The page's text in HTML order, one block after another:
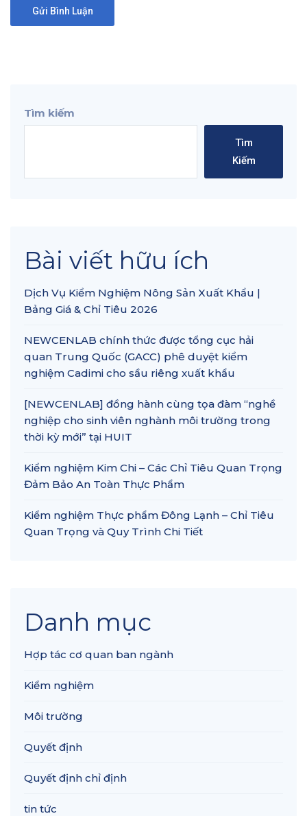
Tìm kiếm
Tìm
Kiếm
Bài viết hữu ích
Dịch Vụ Kiểm Nghiệm Nông Sản Xuất Khẩu |
Bảng Giá & Chỉ Tiêu 2026
NEWCENLAB chính thức được tổng cục hải
quan Trung Quốc (GACC) phê duyệt kiểm
nghiệm Cadimi cho sầu riêng xuất khẩu
[NEWCENLAB] đồng hành cùng tọa đàm “nghề
nghiệp cho sinh viên nghành môi trường trong
thời kỳ mới” tại HUIT
Kiểm nghiệm Kim Chi – Các Chỉ Tiêu Quan Trọng
Đảm Bảo An Toàn Thực Phẩm
Kiểm nghiệm Thực phẩm Đông Lạnh – Chỉ Tiêu
Quan Trọng và Quy Trình Chi Tiết
Danh mục
Hợp tác cơ quan ban ngành
Kiểm nghiệm
Môi trường
Quyết định
Quyết định chỉ định
tin tức